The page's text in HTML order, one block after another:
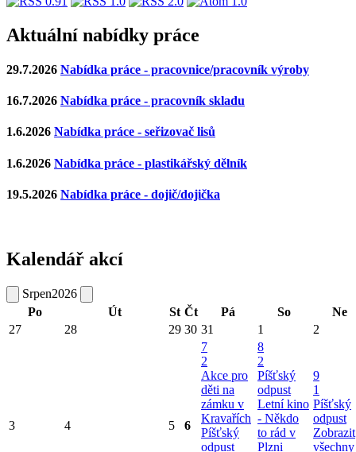
Aktuální nabídky práce
29.7.2026 Nabídka práce - pracovnice/pracovník výroby
16.7.2026 Nabídka práce - pracovník skladu
1.6.2026 Nabídka práce - seřizovač lisů
1.6.2026 Nabídka práce - plastikářský dělník
19.5.2026 Nabídka práce - dojič/dojička
Kalendář akcí
Srpen2026
Po
Út St Čt Pá So
Ne
27
28 29 30 31 1 2
3 4 5 6
7
2
Akce pro
děti na
zámku v
Kravařích
Píšťský
odpust
8
2
Píšťský
odpust
Letní kino
- Někdo
to rád v
Plzni
9
1
Píšťský
odpust
Zobrazit
všechny